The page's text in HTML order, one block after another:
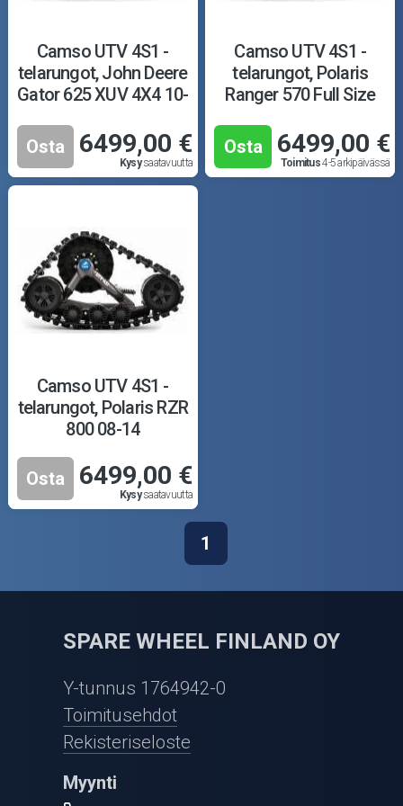
Ajovarusteet
Nastarenkaat
Renkaat ja vanteet
Öljyt ja kemikaalit
Työkalut
Outlet-tuotteet
Camso UTV 4S1 -
telarungot, John Deere
Gator 625 XUV 4X4 10-
Osta
6499,00 €
Kysysaatavuutta
Camso UTV 4S1 -
telarungot, Polaris
Ranger 570 Full Size
Osta
6499,00 €
Toimitus4-5 arkipäivässä
Camso UTV 4S1 -
telarungot, Polaris RZR
800 08-14
Osta 6499,00 €
Kysysaatavuutta
1
SPARE WHEEL FINLAND OY
Y-tunnus 1764942-0
Toimitusehdot
Rekisteriseloste
Myynti